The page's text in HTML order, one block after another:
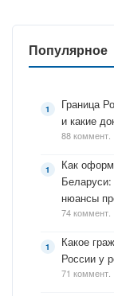
Популярное
Граница
и какие
88 коммент.
Как
Беларуси:
нюансы
74 коммент.
Какое
России у
71 коммент.